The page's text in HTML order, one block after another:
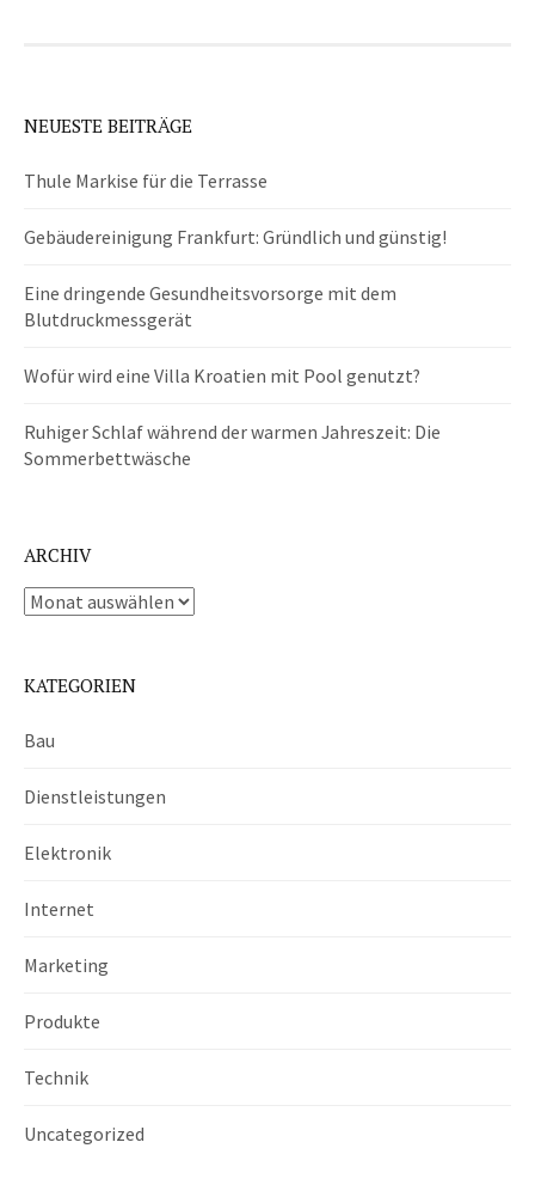
NEUESTE BEITRÄGE
Thule Markise für die Terrasse
Gebäudereinigung Frankfurt: Gründlich und günstig!
Eine dringende Gesundheitsvorsorge mit dem
Blutdruckmessgerät
Wofür wird eine Villa Kroatien mit Pool genutzt?
Ruhiger Schlaf während der warmen Jahreszeit: Die
Sommerbettwäsche
ARCHIV
Archiv
KATEGORIEN
Bau
Dienstleistungen
Elektronik
Internet
Marketing
Produkte
Technik
Uncategorized